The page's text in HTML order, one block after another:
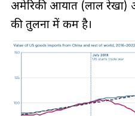
अमेरिकी आयात (लाल रेखा)
की तुलना में कम है।